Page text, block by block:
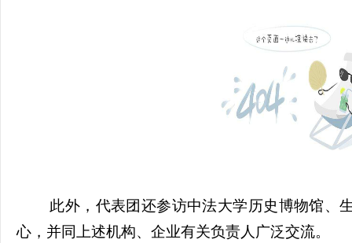
此外，代表团还参访中法大学历史博物馆、
心， 并同上述机构、企业有关负责人广泛交流。